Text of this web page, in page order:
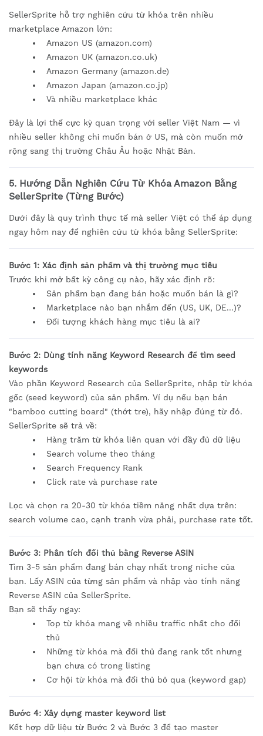
SellerSprite hỗ trợ nghiên cứu từ khóa trên nhiều
marketplace Amazon lớn:
Amazon US (amazon.com)
Amazon UK (amazon.co.uk)
Amazon Germany (amazon.de)
Amazon Japan (amazon.co.jp)
Và nhiều marketplace khác
Đây là lợi thế cực kỳ quan trọng với seller Việt Nam — vì
nhiều seller không chỉ muốn bán ở US, mà còn muốn mở
rộng sang thị trường Châu Âu hoặc Nhật Bản.
5. Hướng Dẫn Nghiên Cứu Từ Khóa Amazon Bằng
SellerSprite (Từng Bước)
Dưới đây là quy trình thực tế mà seller Việt có thể áp dụng
ngay hôm nay để nghiên cứu từ khóa bằng SellerSprite:
Bước 1: Xác định sản phẩm và thị trường mục tiêu
Trước khi mở bất kỳ công cụ nào, hãy xác định rõ:
Sản phẩm bạn đang bán hoặc muốn bán là gì?
Marketplace nào bạn nhắm đến (US, UK, DE...)?
Đối tượng khách hàng mục tiêu là ai?
Bước 2: Dùng tính năng Keyword Research để tìm seed
keywords
Vào phần Keyword Research của SellerSprite, nhập từ khóa
gốc (seed keyword) của sản phẩm. Ví dụ nếu bạn bán
"bamboo cutting board" (thớt tre), hãy nhập đúng từ đó.
SellerSprite sẽ trả về:
Hàng trăm từ khóa liên quan với đầy đủ dữ liệu
Search volume theo tháng
Search Frequency Rank
Click rate và purchase rate
Lọc và chọn ra 20-30 từ khóa tiềm năng nhất dựa trên:
search volume cao, cạnh tranh vừa phải, purchase rate tốt.
Bước 3: Phân tích đối thủ bằng Reverse ASIN
Tìm 3-5 sản phẩm đang bán chạy nhất trong niche của
bạn. Lấy ASIN của từng sản phẩm và nhập vào tính năng
Reverse ASIN của SellerSprite.
Bạn sẽ thấy ngay:
Top từ khóa mang về nhiều traffic nhất cho đối
thủ
Những từ khóa mà đối thủ đang rank tốt nhưng
bạn chưa có trong listing
Cơ hội từ khóa mà đối thủ bỏ qua (keyword gap)
Bước 4: Xây dựng master keyword list
Kết hợp dữ liệu từ Bước 2 và Bước 3 để tạo master